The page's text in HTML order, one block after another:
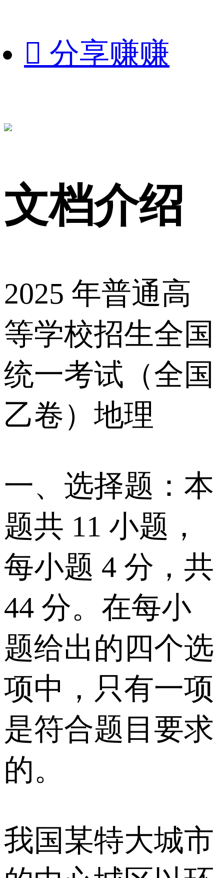
 分享赚赚
文档介绍
2025 年普通高
等学校招生全国
统一考试（全国
乙卷）地理
一、选择题：本
题共 11 小题，
每小题 4 分，共
44 分。在每小
题给出的四个选
项中，只有一项
是符合题目要求
的。
我国某特大城市